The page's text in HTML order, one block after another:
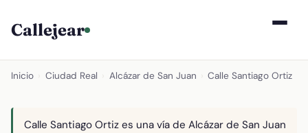
Callejear
Inicio Ciudad Real Alcázar de San Juan Calle Santiago Ortiz
Calle Santiago Ortiz es una vía de Alcázar de San Juan